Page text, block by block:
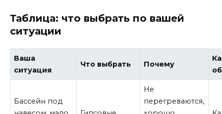
Таблица: что выбрать по вашей
ситуации
Ваша
ситуация
Что выбрать Почему
Бассейн под
Не
перегреваются,